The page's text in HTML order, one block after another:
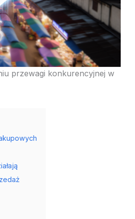
przewagi konkurencyjnej w